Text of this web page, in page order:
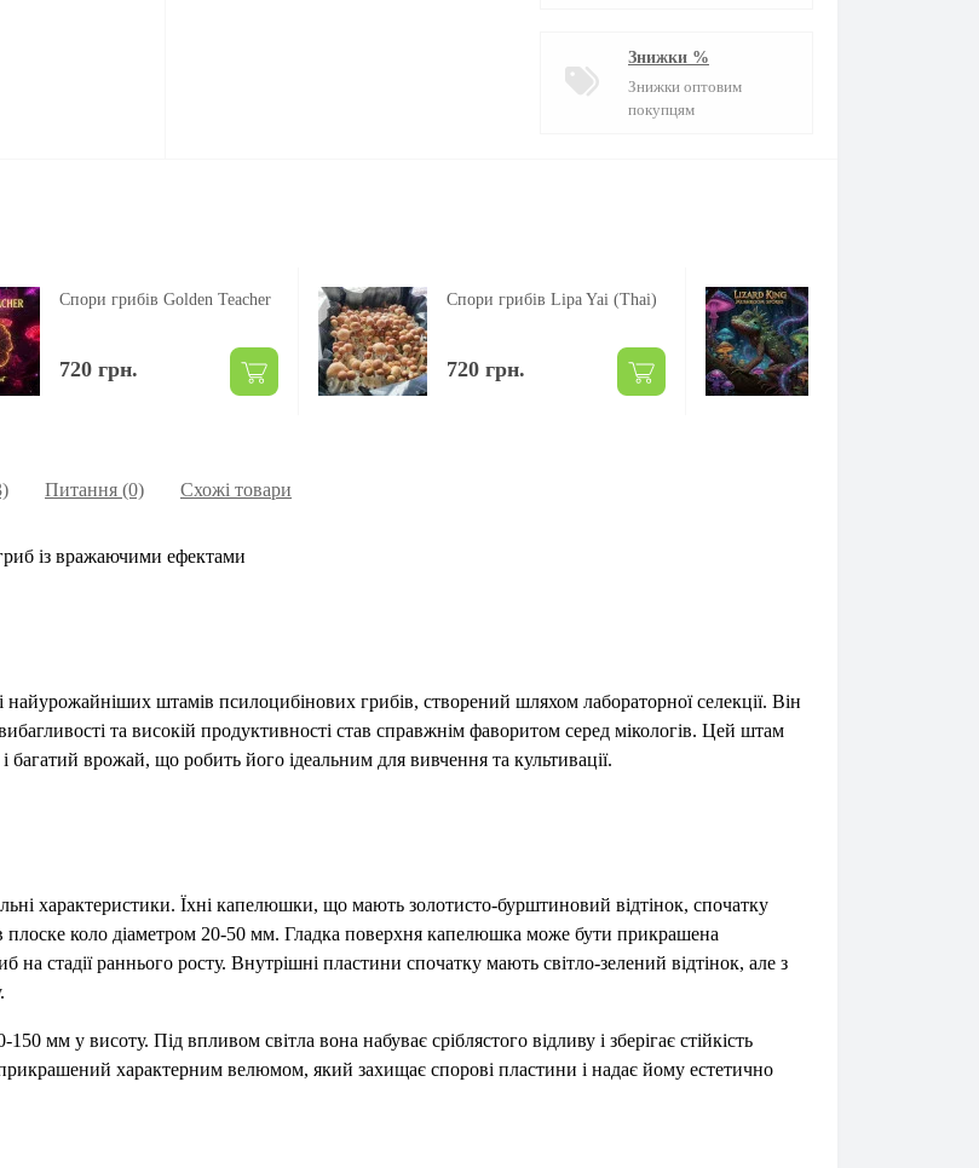
Знижки %
Знижки оптовим
покупцям
Спори грибів Golden Teacher
720 грн.
Спори грибів Lipa Yai (Thai)
720 грн.
Питання (0) Схожі товари
із вражаючими ефектами
штамів псилоцибінових грибів, створений шляхом лабораторної селекції. Він
та високій продуктивності став справжнім фаворитом серед мікологів. Цей штам
багатий врожай, що робить його ідеальним для вивчення та культивації.
характеристики. Їхні капелюшки, що мають золотисто-бурштиновий відтінок, спочатку
плоске коло діаметром 20-50 мм. Гладка поверхня капелюшка може бути прикрашена
стадії раннього росту. Внутрішні пластини спочатку мають світло-зелений відтінок, але з
мм у висоту. Під впливом світла вона набуває сріблястого відливу і зберігає стійкість
характерним велюмом, який захищає спорові пластини і надає йому естетично